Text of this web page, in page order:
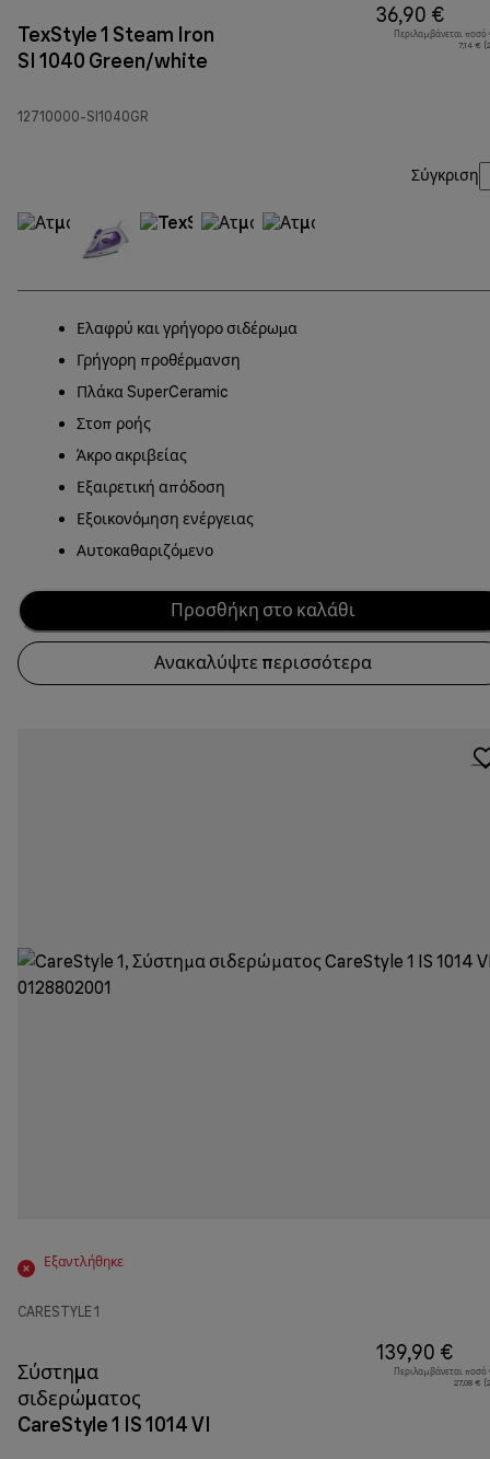
TexStyle 1 Steam Iron
SI 1040 Green/white
12710000-SI1040GR
36,90 €
Περιλαμβάνεται
7,14 €
Σύγκριση
Ελαφρύ και γρήγορο σιδέρωμα
Γρήγορη προθέρμανση
Πλάκα SuperCeramic
Στοπ ροής
Άκρο ακριβείας
Εξαιρετική απόδοση
Εξοικονόμηση ενέργειας
Αυτοκαθαριζόμενο
Προσθήκη στο καλάθι
Ανακαλύψτε περισσότερα
Εξαντλήθηκε
CARESTYLE 1
Σύστημα
σιδερώματος
CareStyle 1 IS 1014 VI
139,90 €
Περιλαμβάνεται
27,08 €